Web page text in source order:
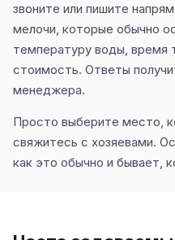
звоните или пишите
мелочи, которые обычно
температуру воды, время
стоимость. Ответы
менеджера.
Просто выберите место,
свяжитесь с хозяевами.
как это обычно и бывает,